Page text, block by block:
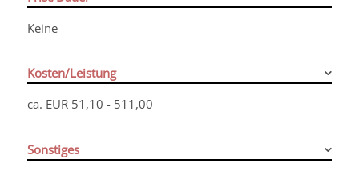
Keine
Kosten/Leistung
ca. EUR 51,10 - 511,00
Sonstiges